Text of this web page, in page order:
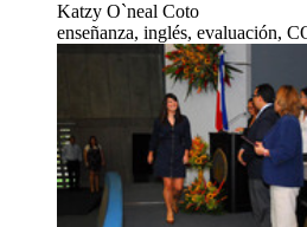
Katzy O`neal Coto
enseñanza, inglés, evaluación,